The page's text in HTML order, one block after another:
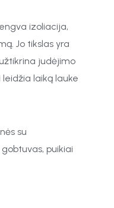
izoliacija,
Jo tikslas yra
judėjimo
laiką lauke
su
puikiai